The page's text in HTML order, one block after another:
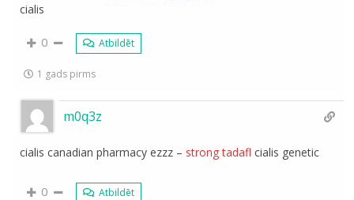
cialis
0 Atbildēt
1 gads pirms
m0q3z
cialis canadian pharmacy ezzz – strong tadafl cialis genetic
0 Atbildēt